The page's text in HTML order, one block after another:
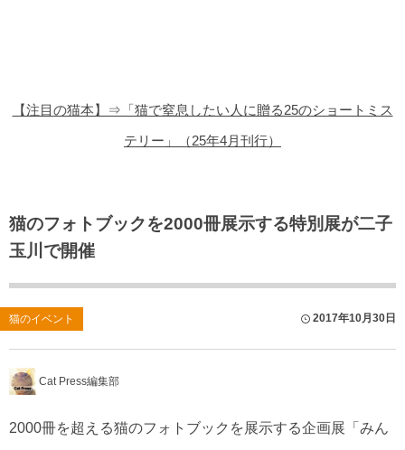
【注目の猫本】⇒「猫で窒息したい人に贈る25のショートミス
テリー」（25年4月刊行）
猫のフォトブックを2000冊展示する特別展が二子
玉川で開催
猫のイベント 2017年10月30日
Cat Press編集部
2000冊を超える猫のフォトブックを展示する企画展「みん
猫のゲーム・アプリ
猫のフリー写真素材